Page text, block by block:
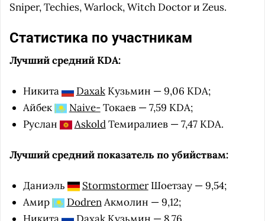
Sniper, Techies, Warlock, Witch Doctor и Zeus.
Статистика по участникам
Лучший средний KDA:
Никита DaxakКузьмин — 9,06 KDA;
Айбек
Naive-Токаев — 7,59 KDA;
Руслан
AskoldТемиралиев — 7,47 KDA.
Лучший средний показатель по убийствам:
Даниэль StormstormerШоетзау — 9,54;
Амир
DodrenАкмолин — 9,12;